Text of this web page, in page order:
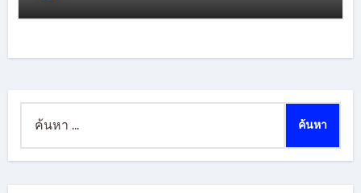
สำหรับ: